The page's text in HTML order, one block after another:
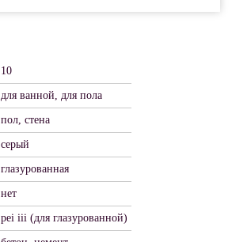
10
для ванной, для пола
пол, стена
серый
глазурованная
нет
pei iii (для глазурованной)